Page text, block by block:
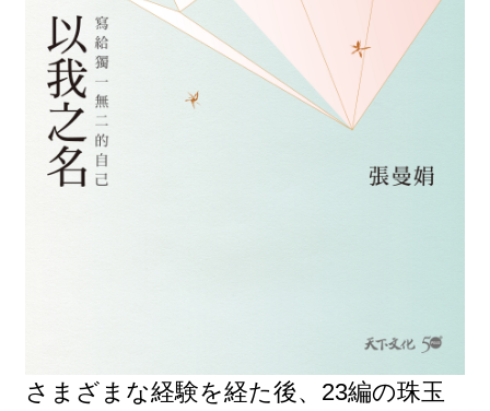
さまざまな経験を経た後、23編の珠玉